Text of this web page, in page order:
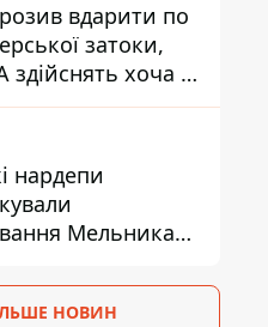
вдарити по
затоки,
хоча б
- Reuters
нардепи
Мельника
НОВИН